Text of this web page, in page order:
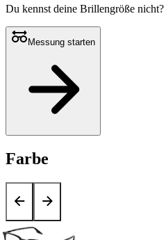
Du kennst deine Brillengröße nicht?
Messung starten
Farbe